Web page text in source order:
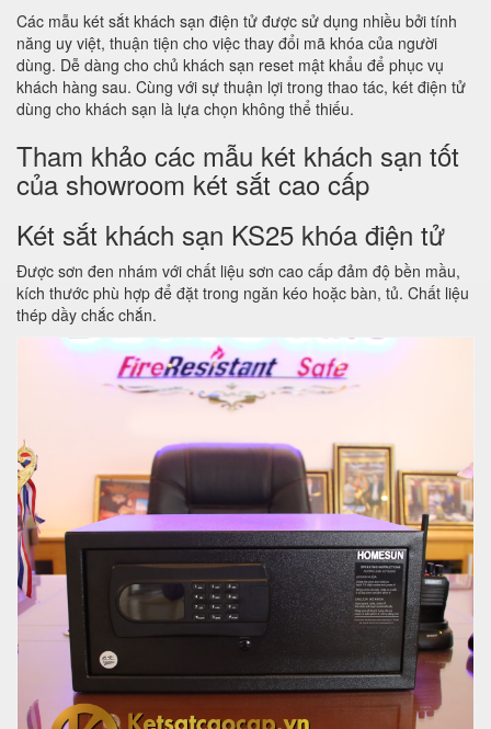
Các mẫu két sắt khách sạn điện tử được sử dụng nhiều bởi tính
năng uy việt, thuận tiện cho việc thay đổi mã khóa của người
dùng. Dễ dàng cho chủ khách sạn reset mật khẩu để phục vụ
khách hàng sau. Cùng với sự thuận lợi trong thao tác, két điện tử
dùng cho khách sạn là lựa chọn không thể thiếu.
Tham khảo các mẫu két khách sạn tốt
của showroom két sắt cao cấp
Két sắt khách sạn KS25 khóa điện tử
Được sơn đen nhám với chất liệu sơn cao cấp đảm độ bền mầu,
kích thước phù hợp để đặt trong ngăn kéo hoặc bàn, tủ. Chất liệu
thép dầy chắc chắn.